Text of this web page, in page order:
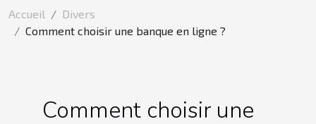
Accueil
Divers
Comment choisir une banque en ligne ?
Comment choisir une